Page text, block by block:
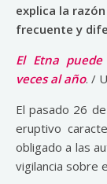
explica la
frecuente y
El Etna
veces al año. /
El pasado 26
eruptivo
obligado a las
vigilancia sobre